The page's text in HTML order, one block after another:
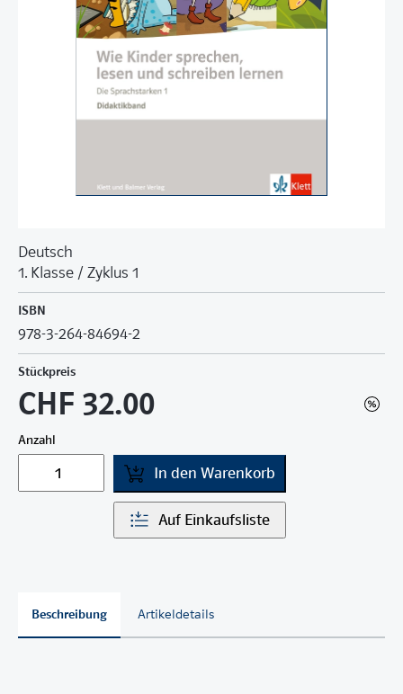
Deutsch
1. Klasse / Zyklus 1
ISBN
978-3-264-84694-2
Stückpreis
CHF 32.00
Anzahl
In den Warenkorb
Auf Einkaufsliste
Beschreibung Artikeldetails